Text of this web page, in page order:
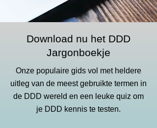
Download nu het DDD
Jargonboekje
Onze populaire gids vol met heldere
uitleg van de meest gebruikte termen in
de DDD wereld en een leuke quiz om
je DDD kennis te testen.